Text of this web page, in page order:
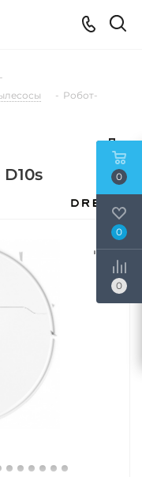
-
- Робот-
0
0
0